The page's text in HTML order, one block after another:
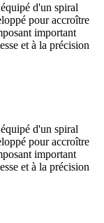
d'un spiral
pour accroître
important
et à la précision
d'un spiral
pour accroître
important
et à la précision